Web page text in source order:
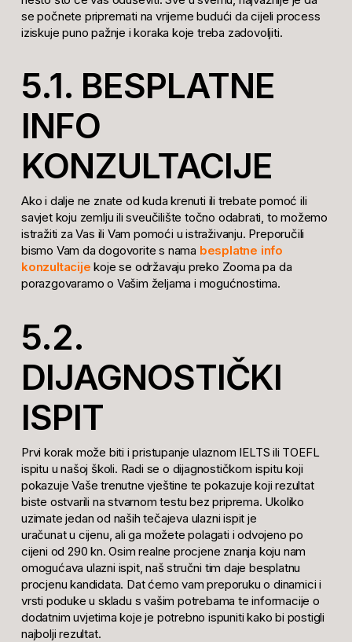
se počnete pripremati na vrijeme budući da cijeli process
iziskuje puno pažnje i koraka koje treba zadovoljiti.
5.1. BESPLATNE
INFO
KONZULTACIJE
Ako i dalje ne znate od kuda krenuti ili trebate pomoć ili
savjet koju zemlju ili sveučilište točno odabrati, to možemo
istražiti za Vas ili Vam pomoći u istraživanju. Preporučili
bismo Vam da dogovorite s nama besplatne info
konzultacije koje se održavaju preko Zooma pa da
porazgovaramo o Vašim željama i mogućnostima.
5.2.
DIJAGNOSTIČKI
ISPIT
Prvi korak može biti i pristupanje ulaznom IELTS ili TOEFL
ispitu u našoj školi. Radi se o dijagnostičkom ispitu koji
pokazuje Vaše trenutne vještine te pokazuje koji rezultat
biste ostvarili na stvarnom testu bez priprema. Ukoliko
uzimate jedan od naših tečajeva ulazni ispit je
uračunat u cijenu, ali ga možete polagati i odvojeno po
cijeni od 290 kn. Osim realne procjene znanja koju nam
omogućava ulazni ispit, naš stručni tim daje besplatnu
procjenu kandidata. Dat ćemo vam preporuku o dinamici i
vrsti poduke u skladu s vašim potrebama te informacije o
dodatnim uvjetima koje je potrebno ispuniti kako bi postigli
najbolji rezultat.